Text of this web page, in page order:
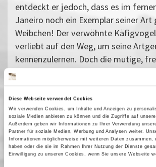
Diese Webseite verwendet Cookies
Wir verwenden Cookies, um Inhalte und Anzeigen zu
soziale Medien anbieten zu können und die Zugriffe auf
Außerdem geben wir Informationen zu Ihrer Verwendung
Partner für soziale Medien, Werbung und Analysen weiter.
Informationen möglicherweise mit weiteren Daten zusammen,
haben oder die sie im Rahmen Ihrer Nutzung der Dienste
Einwilligung zu unseren Cookies, wenn Sie unsere Webseite
entdeckt er jedoch, dass es im
Janeiro noch ein Exemplar seiner Art
Weibchen! Der verwöhnte
verliebt auf den Weg, um seine
kennenzulernen. Doch die mutige,
Jewel teilt Blus Gefühle zunächst
Doch dann geraten beide in die
Vogeldieben. Spaßiger und
den Ice-Age-Machern.
Vergangene Vorstellungen
11 Januar 2012| 16:00
14 Januar 2012| 16:00